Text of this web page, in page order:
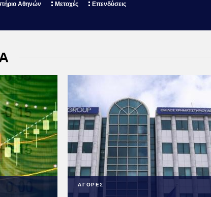
Αθηνών Μετοχές Επενδύσεις
ΑΓΟΡΕΣ